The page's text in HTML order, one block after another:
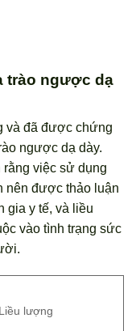
trào ngược dạ
và đã được chứng
ngược dạ dày.
rằng việc sử dụng
nên được thảo luận
gia y tế, và liều
vào tình trạng sức
Liều lượng